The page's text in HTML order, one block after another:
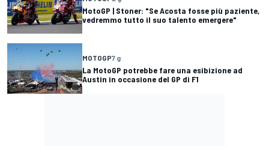
MotoGP | Stoner: "Se Acosta fosse più paziente,
vedremmo tutto il suo talento emergere"
MOTOGP7 g
La MotoGP potrebbe fare una esibizione ad
Austin in occasione del GP di F1